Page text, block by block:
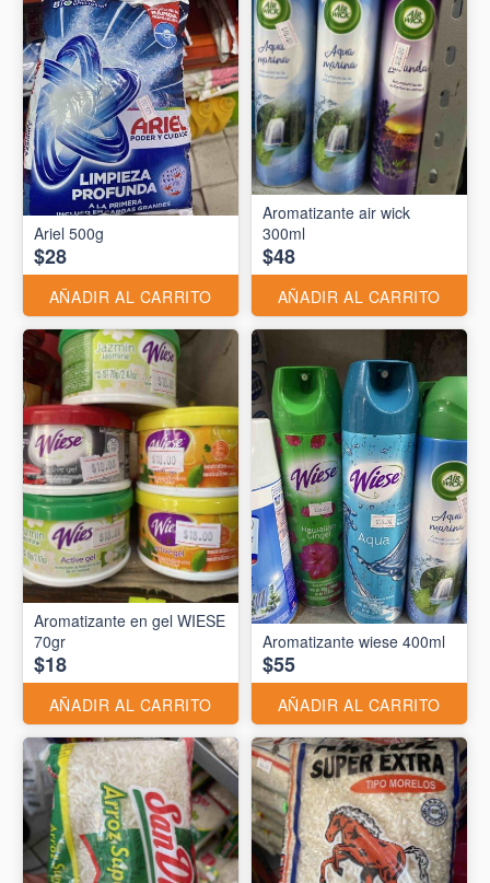
Ariel 500g
$28
AÑADIR AL CARRITO
Aromatizante air wick
300ml
$48
AÑADIR AL CARRITO
Aromatizante en gel WIESE
70gr
$18
AÑADIR AL CARRITO
Aromatizante wiese 400ml
$55
AÑADIR AL CARRITO